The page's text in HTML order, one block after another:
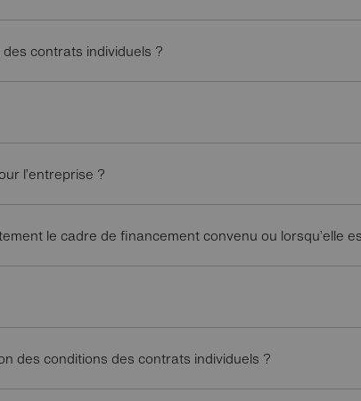
contrats individuels ?
l’entreprise ?
le cadre de financement convenu ou lorsqu’elle
des conditions des contrats individuels ?